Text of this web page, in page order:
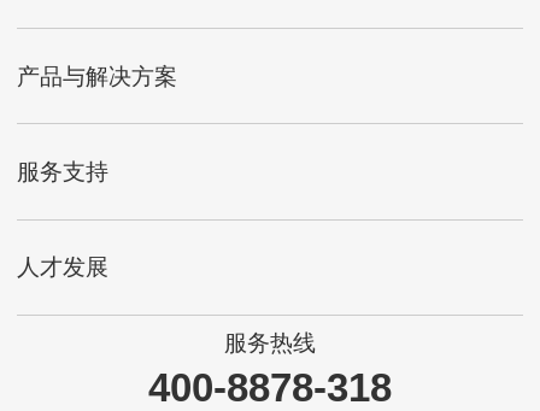
产品与解决方案
服务支持
人才发展
服务热线
400-8878-318